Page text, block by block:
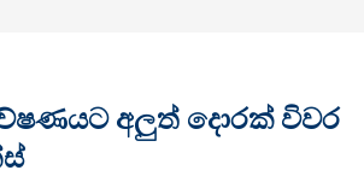
අලුත් දොරක් විවර